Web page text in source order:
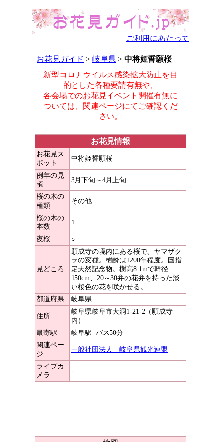
ご利用にあたって
お花見ガイド > 岐阜県 > 中将姫誓願桜
新型コロナウイルス感染拡大防止を目
的とした各種要請有無や、
各会場でのお花見イベント開催有無に
ついては、関連ページにてご確認くだ
さい。
お花見情報
お花見ス
ポット
中将姫誓願桜
例年の見
頃
3月下旬～4月上旬
桜の木の
種類
その他
桜の木の
本数
1
夜桜 ○
見どころ
願成寺の境内にある桜で、ヤマザク
ラの変種。樹齢は1200年程度。国指
定天然記念物。樹高8.1mで幹径
150cm、20～30弁の花弁を持った淡
い桜色の花を咲かせる。
都道府県
岐阜県
住所
岐阜県岐阜市大洞1-21-2（願成寺
内）
最寄駅
岐阜駅 バス50分
関連ペー
ジ
一般社団法人 岐阜県観光連盟
ライブカ
メラ
-